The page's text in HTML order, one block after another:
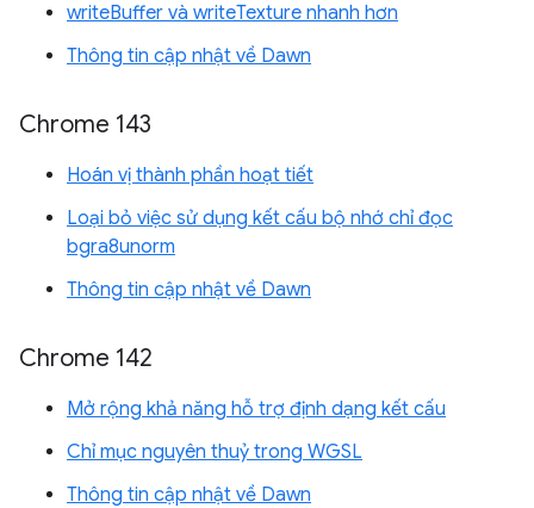
writeBuffer và writeTexture nhanh hơn
Thông tin cập nhật về Dawn
Chrome 143
Hoán vị thành phần hoạt tiết
Loại bỏ việc sử dụng kết cấu bộ nhớ chỉ đọc
bgra8unorm
Thông tin cập nhật về Dawn
Chrome 142
Mở rộng khả năng hỗ trợ định dạng kết cấu
Chỉ mục nguyên thuỷ trong WGSL
Thông tin cập nhật về Dawn